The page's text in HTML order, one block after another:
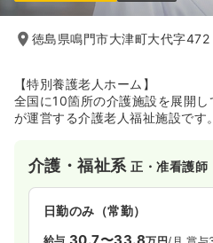
徳島県鳴門市大津町大代字472
【特別養護老人ホーム】
全国に10箇所の介護施設を展開
が運営する介護老人福祉施設で
【社会福祉法人緑樹会】
平成1995年4月徳島県鳴門市に設
めた3事業所、神奈川県に4事業
所で高齢者介護サービスを運営す
介護・福祉系正・准看護師
日勤のみ（常勤）
給与